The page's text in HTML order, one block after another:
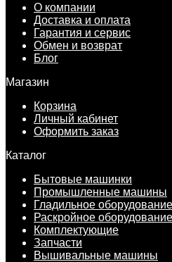
О компании
Доставка и оплата
Гарантия и сервис
Обмен и возврат
Блог
Магазин
Корзина
Личный кабинет
Оформить заказ
Каталог
Бытовые машинки
Промышленные машины
Гладильное оборудование
Раскройное оборудование
Комплектующие
Запчасти
Вышивальные машины